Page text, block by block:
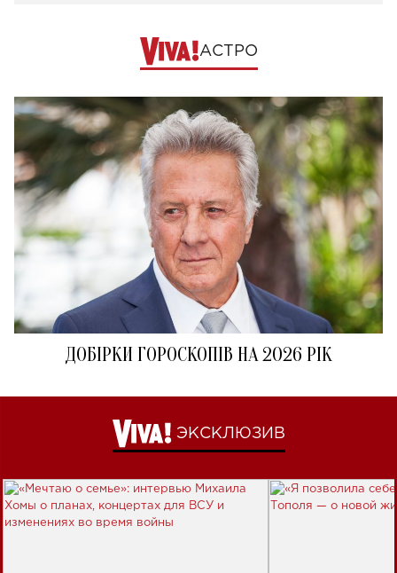
АСТРО
ДОБІРКИ ГОРОСКОПІВ НА 2026 РІК
ЭКСКЛЮЗИВ